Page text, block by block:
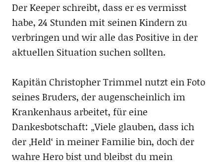
Der Keeper schreibt, dass er es vermisst
habe, 24 Stunden mit seinen Kindern zu
verbringen und wir alle das Positive in der
aktuellen Situation suchen sollten.
Kapitän Christopher Trimmel nutzt ein Foto
seines Bruders, der augenscheinlich im
Krankenhaus arbeitet, für eine
Dankesbotschaft: „Viele glauben, dass ich
der ‚Held‘ in meiner Familie bin, doch der
wahre Hero bist und bleibst du mein